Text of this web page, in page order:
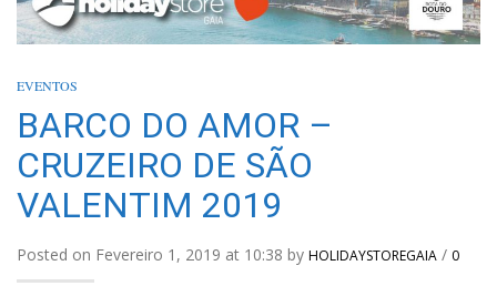
EVENTOS
BARCO DO AMOR –
CRUZEIRO DE SÃO
VALENTIM 2019
Posted on Fevereiro 1, 2019 at 10:38 by HOLIDAYSTOREGAIA / 0